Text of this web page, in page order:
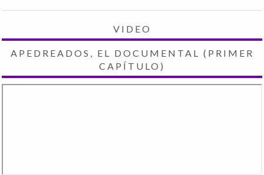
VIDEO
APEDREADOS, EL DOCUMENTAL (PRIMER
CAPÍTULO)